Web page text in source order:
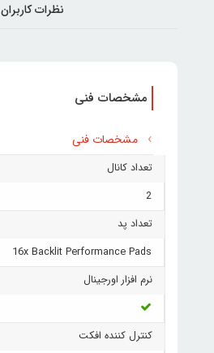
نظرات کاربران
مشخصات فنی
مشخصات فنی
تعداد کانال
2
تعداد پد
16x Backlit Performance Pads
نرم افزار اورجینال
کنترل کننده افکت